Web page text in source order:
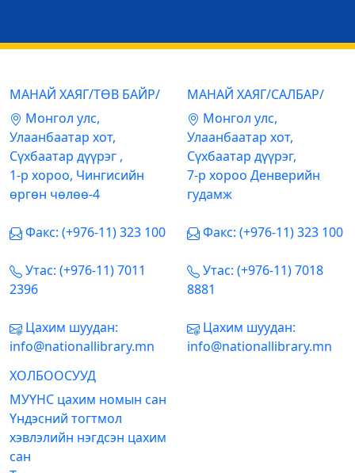
МАНАЙ ХАЯГ/ТӨВ БАЙР/
Mонгол улс,
Улаанбаатар хот,
Сүхбаатар дүүрэг ,
1-р хороо, Чингисийн
өргөн чөлөө-4
Факс: (+976-11) 323 100
Утас: (+976-11) 7011
2396
Цахим шуудан:
info@nationallibrary.mn
МАНАЙ ХАЯГ/САЛБАР/
Mонгол улс,
Улаанбаатар хот,
Сүхбаатар дүүрэг,
7-р хороо Денверийн
гудамж
Факс: (+976-11) 323 100
Утас: (+976-11) 7018
8881
Цахим шуудан:
info@nationallibrary.mn
ХОЛБООСУУД
МУҮНС цахим номын сан
Үндэсний тогтмол
хэвлэлийн нэгдсэн цахим
сан